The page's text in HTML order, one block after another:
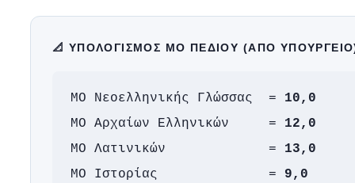
📐 ΥΠΟΛΟΓΙΣΜΌΣ ΜΟ ΠΕΔΊΟΥ (ΑΠΌ
ΜΟ Νεοελληνικής Γλώσσας = 10,0
ΜΟ Αρχαίων Ελληνικών = 12,0
ΜΟ Λατινικών = 13,0
ΜΟ Ιστορίας = 9,0